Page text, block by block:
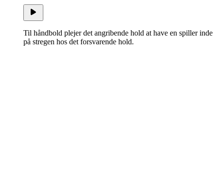
Til håndbold plejer det angribende hold at have en spiller inde
på stregen hos det forsvarende hold.